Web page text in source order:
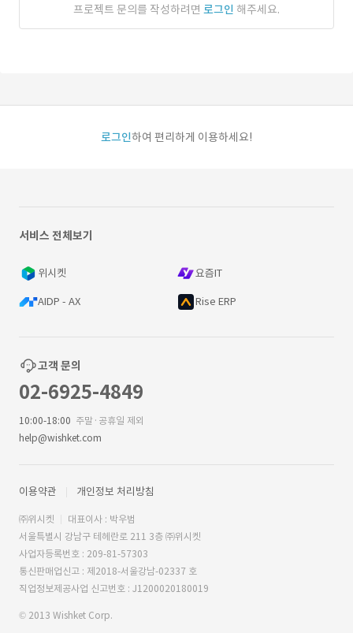
프로젝트 문의를 작성하려면 로그인 해주세요.
로그인하여 편리하게 이용하세요!
서비스 전체보기
위시켓 요즘IT
AIDP - AX Rise ERP
고객 문의
02-6925-4849
10:00-18:00 주말·공휴일 제외
help@wishket.com
이용약관 개인정보 처리방침
㈜위시켓
대표이사 : 박우범
서울특별시 강남구 테헤란로 211 3층 ㈜위시켓
사업자등록번호 : 209-81-57303
통신판매업신고 : 제2018-서울강남-02337 호
직업정보제공사업 신고번호 : J1200020180019
© 2013 Wishket Corp.